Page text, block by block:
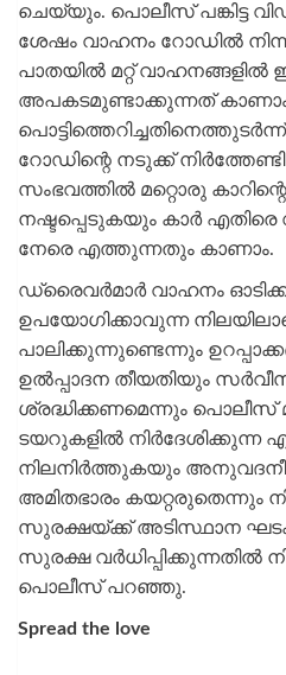
ചെയ്യും. പൊലീസ് പങ്കിട്ട
ശേഷം വാഹനം റോഡില്‍
പാതയില്‍ മറ്റ് വാഹനങ്ങളില്‍
അപകടമുണ്ടാക്കുന്നത് കാണാം.
റോഡിന്റെ നടുക്ക്
സംഭവത്തില്‍ മറ്റൊരു
നഷ്ടപ്പെടുകയും കാര്‍
നേരെ എത്തുന്നതും കാണാം.
ഡ്രൈവര്‍മാര്‍ വാഹനം
ഉപയോഗിക്കാവുന്ന
പാലിക്കുന്നുണ്ടെന്നും
ഉല്‍പ്പാദന തീയതിയും
ശ്രദ്ധിക്കണമെന്നും പൊലീസ്
ടയറുകളില്‍ നിര്‍ദേശിക്കുന്ന
നിലനിര്‍ത്തുകയും
അമിതഭാരം കയറ്റരുതെന്നും
സുരക്ഷയ്ക്ക് അടിസ്ഥാന
സുരക്ഷ വര്‍ധിപ്പിക്കുന്നതില്‍
പൊലീസ് പറഞ്ഞു.
Spread the love